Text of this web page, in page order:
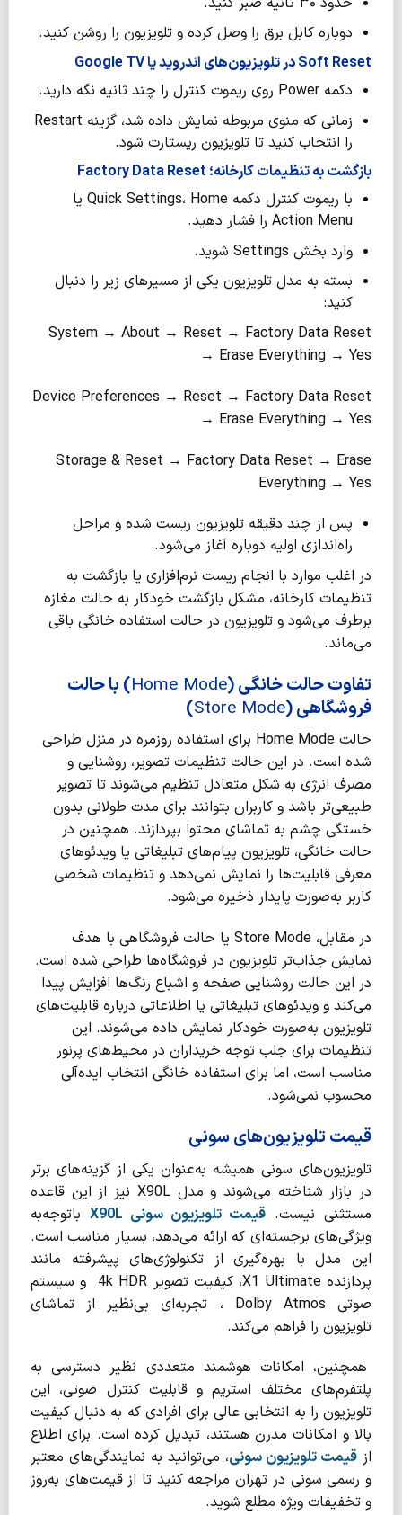
دوباره کابل برق را وصل کرده و تلویزیون را روشن کنید.
Soft Resetدر تلویزیون‌های اندروید یاGoogle TV
دکمه Power روی ریموت کنترل را چند ثانیه نگه دارید.
زمانی که منوی مربوطه نمایش داده شد، گزینه Restart
را انتخاب کنید تا تلویزیون ریستارت شود.
بازگشت به تنظیمات کارخانه؛ Factory Data Reset
با ریموت کنترل دکمه Quick Settings، Home یا
Action Menu را فشار دهید.
وارد بخش Settings شوید.
بسته به مدل تلویزیون یکی از مسیرهای زیر را دنبال
کنید:
System → About → Reset → Factory Data Reset
→ Erase Everything → Yes
Device Preferences → Reset → Factory Data Reset
→ Erase Everything → Yes
Storage & Reset → Factory Data Reset → Erase
Everything → Yes
پس از چند دقیقه تلویزیون ریست شده و مراحل
راه‌اندازی اولیه دوباره آغاز می‌شود.
در اغلب موارد با انجام ریست نرم‌افزاری یا بازگشت به
تنظیمات کارخانه، مشکل بازگشت خودکار به حالت مغازه
برطرف می‌شود و تلویزیون در حالت استفاده خانگی باقی
می‌ماند.
تفاوت حالت خانگی (Home Mode) با حالت
فروشگاهی (Store Mode
)
حالت Home Mode برای استفاده روزمره در منزل طراحی
شده است. در این حالت تنظیمات تصویر، روشنایی و
مصرف انرژی به شکل متعادل تنظیم می‌شوند تا تصویر
طبیعی‌تر باشد و کاربران بتوانند برای مدت طولانی بدون
خستگی چشم به تماشای محتوا بپردازند. همچنین در
حالت خانگی، تلویزیون پیام‌های تبلیغاتی یا ویدئوهای
معرفی قابلیت‌ها را نمایش نمی‌دهد و تنظیمات شخصی
کاربر به‌صورت پایدار ذخیره می‌شود.
در مقابل، Store Mode یا حالت فروشگاهی با هدف
نمایش جذاب‌تر تلویزیون در فروشگاه‌ها طراحی شده است.
در این حالت روشنایی صفحه و اشباع رنگ‌ها افزایش پیدا
می‌کند و ویدئوهای تبلیغاتی یا اطلاعاتی درباره قابلیت‌های
تلویزیون به‌صورت خودکار نمایش داده می‌شوند. این
تنظیمات برای جلب توجه خریداران در محیط‌های پرنور
مناسب است، اما برای استفاده خانگی انتخاب ایده‌آلی
محسوب نمی‌شود.
قیمت تلویزیون‌های سونی
تلویزیون‌های سونی همیشه به‌عنوان یکی از گزینه‌های برتر
در بازار شناخته می‌شوند و مدل X90L نیز از این قاعده
مستثنی نیست. قیمت تلویزیون سونی
باتوجه‌به
ویژگی‌های برجسته‌ای که ارائه می‌دهد، بسیار مناسب است.
این مدل با بهره‌گیری از تکنولوژی‌های پیشرفته مانند
پردازنده X1 Ultimate، کیفیت تصویر 4k HDR و سیستم
صوتی Dolby Atmos ، تجربه‌ای بی‌نظیر از تماشای
تلویزیون را فراهم می‌کند.
همچنین، امکانات هوشمند متعددی نظیر دسترسی به
پلتفرم‌های مختلف استریم و قابلیت کنترل صوتی، این
تلویزیون را به انتخابی عالی برای افرادی که به دنبال کیفیت
بالا و امکانات مدرن هستند، تبدیل کرده است. برای اطلاع
از قیمت تلویزیون سونی، می‌توانید به نمایندگی‌های معتبر
و رسمی سونی در تهران مراجعه کنید تا از قیمت‌های به‌روز
و تخفیفات ویژه مطلع شوید.